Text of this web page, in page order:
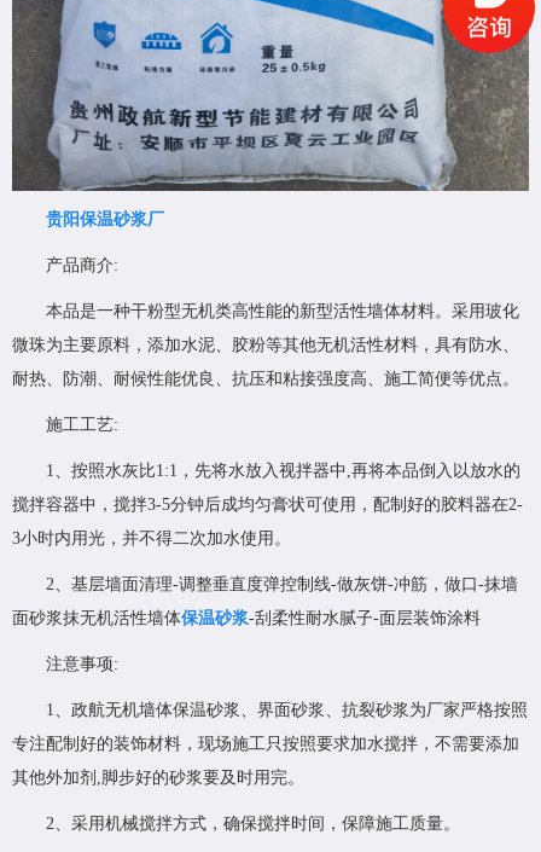
贵阳保温砂浆厂
产品商介:
本品是一种干粉型无机类高性能的新型活性墙体材料。采用玻化
微珠为主要原料，添加水泥、胶粉等其他无机活性材料，具有防水、
耐热、防潮、耐候性能优良、抗压和粘接强度高、施工简便等优点。
施工工艺:
1、按照水灰比1:1，先将水放入视拌器中,再将本品倒入以放水的
搅拌容器中，搅拌3-5分钟后成均匀膏状可使用，配制好的胶料器在2-
3小时内用光，并不得二次加水使用。
2、基层墙面清理-调整垂直度弹控制线-做灰饼-冲筋，做口-抹墙
面砂浆抹无机活性墙体保温砂浆-刮柔性耐水腻子-面层装饰涂料
注意事项:
1、政航无机墙体保温砂浆、界面砂浆、抗裂砂浆为厂家严格按照
专注配制好的装饰材料，现场施工只按照要求加水搅拌，不需要添加
其他外加剂,脚步好的砂浆要及时用完。
2、采用机械搅拌方式，确保搅拌时间，保障施工质量。